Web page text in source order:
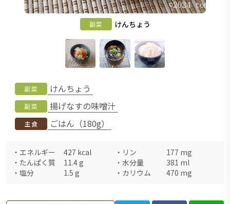
副菜 けんちょう
副菜 けんちょう
副菜 揚げなすの味噌汁
主食 ごはん（180g）
・ エネルギー 427 kcal ・ リン 177 mg
・ たんぱく質 11.4g ・ 水分量 381 ml
・ 塩分 1.5 g ・ カリウム 470 mg